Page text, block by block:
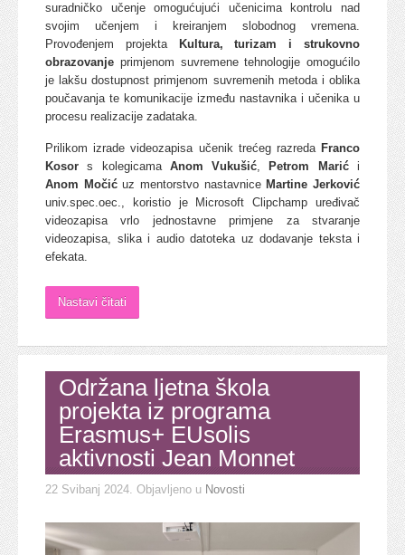
suradničko učenje omogućujući učenicima kontrolu nad
svojim učenjem i kreiranjem slobodnog vremena.
Provođenjem projekta
Kultura, turizam i strukovno
obrazovanje primjenom suvremene tehnologije omogućilo
je lakšu dostupnost primjenom suvremenih metoda i oblika
poučavanja te komunikacije između nastavnika i učenika u
procesu realizacije zadataka.
Prilikom izrade videozapisa učenik trećeg razreda Franco
Kosor s kolegicama Anom Vukušić, Petrom Marići
Anom Močićuz mentorstvo nastavnice Martine Jerković
univ.spec.oec., koristio je Microsoft Clipchamp uređivač
videozapisa vrlo jednostavne primjene za stvaranje
videozapisa, slika i audio datoteka uz dodavanje teksta i
efekata.
Nastavi čitati
Održana ljetna škola
projekta iz programa
Erasmus+ EUsolis
aktivnosti Jean Monnet
22 Svibanj 2024. Objavljeno u Novosti